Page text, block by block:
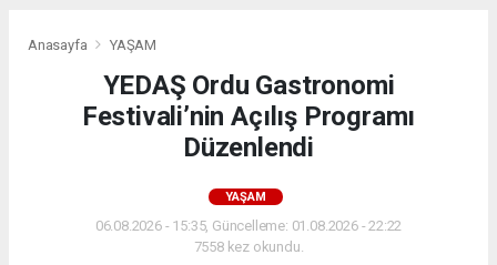
Anasayfa YAŞAM
YEDAŞ Ordu Gastronomi
Festivali’nin Açılış Programı
Düzenlendi
YAŞAM
06.08.2026 - 15:35, Güncelleme: 01.08.2026 - 22:22
7558 kez okundu.